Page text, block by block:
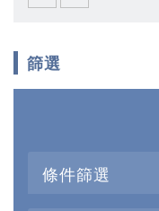
篩選
條件篩選